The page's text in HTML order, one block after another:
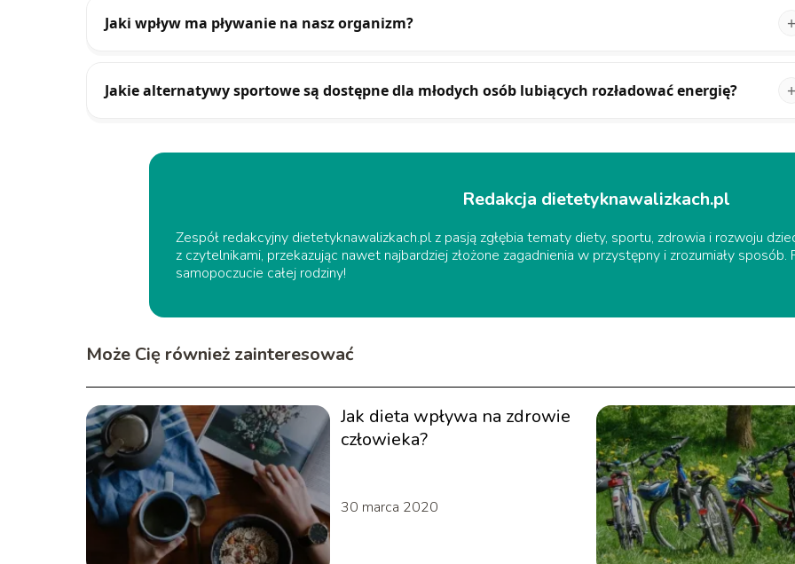
Jaki wpływ ma pływanie na nasz organizm?
Jakie alternatywy sportowe są dostępne dla młodych osób lubiących rozładować energię?
Redakcja dietetyknawalizkach.pl
Zespół redakcyjny dietetyknawalizkach.pl z pasją zgłębia tematy diety, sportu, zdrowia i rozwoju
z czytelnikami, przekazując nawet najbardziej złożone zagadnienia w przystępny i zrozumiały
samopoczucie całej rodziny!
Może Cię również zainteresować
Jak dieta wpływa na zdrowie
człowieka?
30 marca 2020